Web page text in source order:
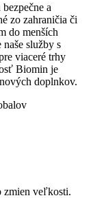
a
zo zahraničia či
do menších
služby s
viaceré trhy
Biomin je
doplnkov.
zmien veľkosti.